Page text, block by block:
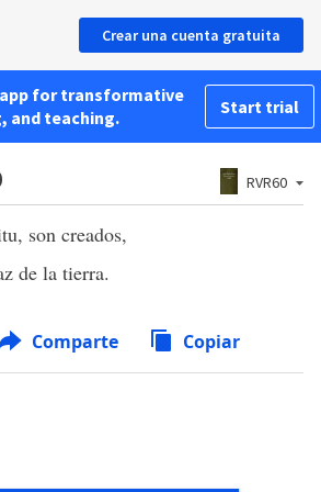
Crear una cuenta gratuita
for transformative
and teaching.
Start trial
RVR60
son creados,
de la tierra.
Comparte Copiar